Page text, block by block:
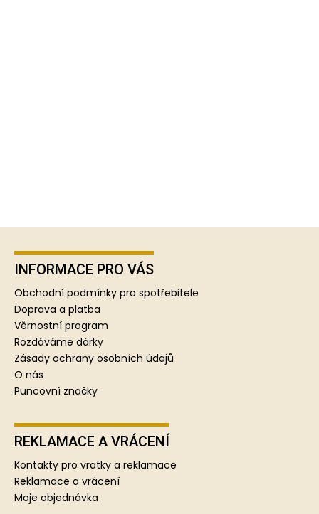
Z
INFORMACE PRO VÁS
Obchodní podmínky pro spotřebitele
Doprava a platba
Věrnostní program
Rozdáváme dárky
Zásady ochrany osobních údajů
O nás
Puncovní značky
REKLAMACE A VRÁCENÍ
Kontakty pro vratky a reklamace
Reklamace a vrácení
Moje objednávka